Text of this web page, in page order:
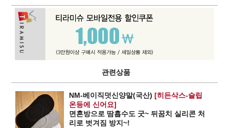
관련상품
NM-베이직덧신양말(국산) [히든삭스-슬립
온등에 신어요]
면혼방으로 땀흡수도 굿~ 뒤꿈치 실리콘 처
리로 벗겨짐 방지~!